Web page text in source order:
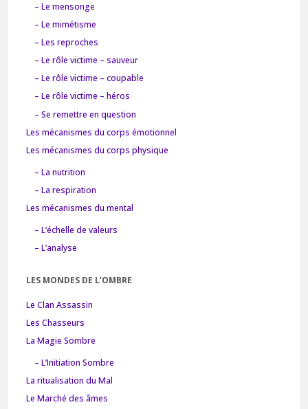
– Le mensonge
– Le mimétisme
– Les reproches
– Le rôle victime – sauveur
– Le rôle victime – coupable
– Le rôle victime – héros
– Se remettre en question
Les mécanismes du corps émotionnel
Les mécanismes du corps physique
– La nutrition
– La respiration
Les mécanismes du mental
– L’échelle de valeurs
– L’analyse
LES MONDES DE L’OMBRE
Le Clan Assassin
Les Chasseurs
La Magie Sombre
– L’Initiation Sombre
La ritualisation du Mal
Le Marché des âmes